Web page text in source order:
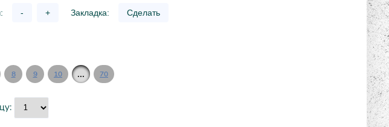
- + Закладка: Сделать
8 9 10 ... 70